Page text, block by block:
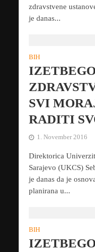
zdravstvene
je danas...
BIH
SVI
RADITI
1. November 2016
Direktorica
Sarajevo (UKCS)
je danas da je
planirana u...
BIH